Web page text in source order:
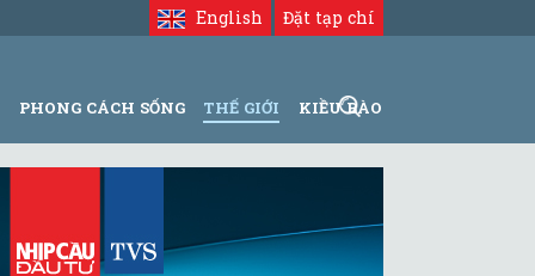
Đặt tạp chí
English
PHONG CÁCH SỐNG THẾ GIỚI KIỀU BÀO